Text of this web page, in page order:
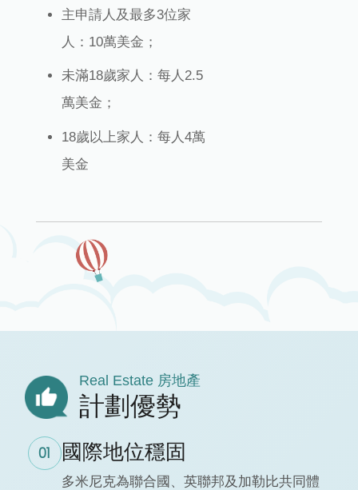
主申請人及最多3位家
人：10萬美金；
未滿18歲家人：每人2.5
萬美金；
18歲以上家人：每人4萬
美金
Real Estate 房地產
計劃優勢
01 國際地位穩固
多米尼克為聯合國、英聯邦及加勒比共同體